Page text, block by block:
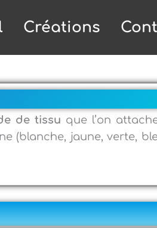
Créations
de tissu que l’on
(blanche, jaune, verte,